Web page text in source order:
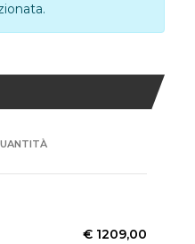
€ 1209,00